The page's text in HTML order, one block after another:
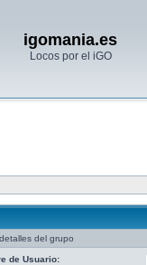
igomania.es
Locos por el iGO
del grupo
de Usuario: